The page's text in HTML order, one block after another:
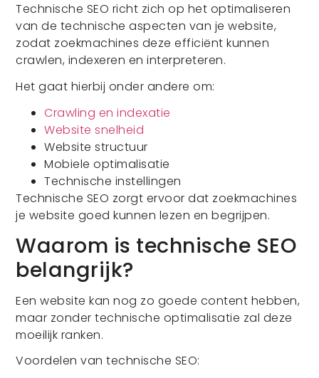
Technische SEO richt zich op het optimaliseren
van de technische aspecten van je website,
zodat zoekmachines deze efficiënt kunnen
crawlen, indexeren en interpreteren.
Het gaat hierbij onder andere om:
Crawling en indexatie
Website snelheid
Website structuur
Mobiele optimalisatie
Technische instellingen
Technische SEO zorgt ervoor dat zoekmachines
je website goed kunnen lezen en begrijpen.
Waarom is technische SEO
belangrijk?
Een website kan nog zo goede content hebben,
maar zonder technische optimalisatie zal deze
moeilijk ranken.
Voordelen van technische SEO: